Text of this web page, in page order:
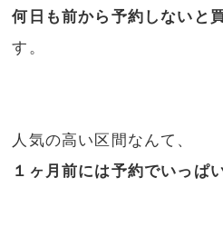
何日も前から予約しないと
す。
人気の高い区間なんて、
１ヶ月前には予約でいっぱ